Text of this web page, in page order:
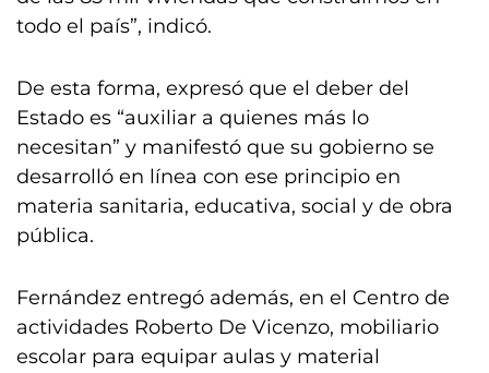
todo el país”, indicó.
De esta forma, expresó que el deber del
Estado es “auxiliar a quienes más lo
necesitan” y manifestó que su gobierno se
desarrolló en línea con ese principio en
materia sanitaria, educativa, social y de obra
pública.
Fernández entregó además, en el Centro de
actividades Roberto De Vicenzo, mobiliario
escolar para equipar aulas y material